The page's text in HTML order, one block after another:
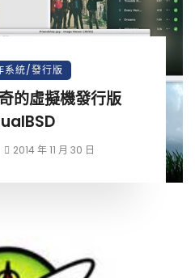
系統/發行版
的虛擬機發行版
2014 年 11 月 30 日